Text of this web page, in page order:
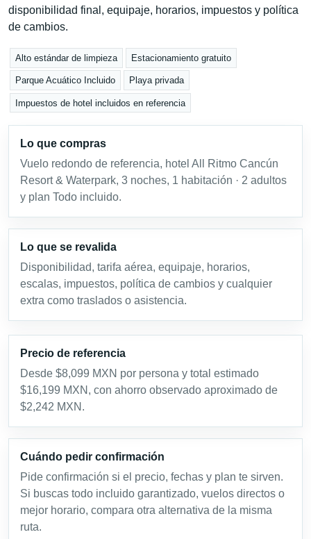
disponibilidad final, equipaje, horarios, impuestos y política
de cambios.
Alto estándar de limpieza Estacionamiento gratuito
Parque Acuático Incluido Playa privada
Impuestos de hotel incluidos en referencia
Lo que compras
Vuelo redondo de referencia, hotel All Ritmo Cancún
Resort & Waterpark, 3 noches, 1 habitación · 2 adultos
y plan Todo incluido.
Lo que se revalida
Disponibilidad, tarifa aérea, equipaje, horarios,
escalas, impuestos, política de cambios y cualquier
extra como traslados o asistencia.
Precio de referencia
Desde $8,099 MXN por persona y total estimado
$16,199 MXN, con ahorro observado aproximado de
$2,242 MXN.
Cuándo pedir confirmación
Pide confirmación si el precio, fechas y plan te sirven.
Si buscas todo incluido garantizado, vuelos directos o
mejor horario, compara otra alternativa de la misma
ruta.